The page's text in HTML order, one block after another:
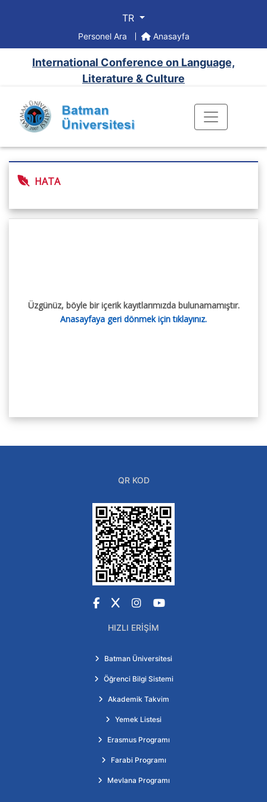
TR
Personel Ara Anasayfa
International Conference on Language,
Literature & Culture
HATA
Üzgünüz, böyle bir içerik kayıtlarımızda bulunamamıştır.
Anasayfaya geri dönmek için tıklayınız.
QR KOD
Facebook
X Instagram
YouTube
HIZLI ERIŞIM
Batman Üniversitesi
Öğrenci Bilgi Sistemi
Akademik Takvim
Yemek Listesi
Erasmus Programı
Farabi Programı
Mevlana Programı